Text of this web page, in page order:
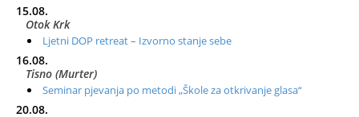
15.08.
Otok Krk
Ljetni DOP retreat – Izvorno stanje sebe
16.08.
Tisno (Murter)
Seminar pjevanja po metodi „Škole za otkrivanje glasa“
20.08.